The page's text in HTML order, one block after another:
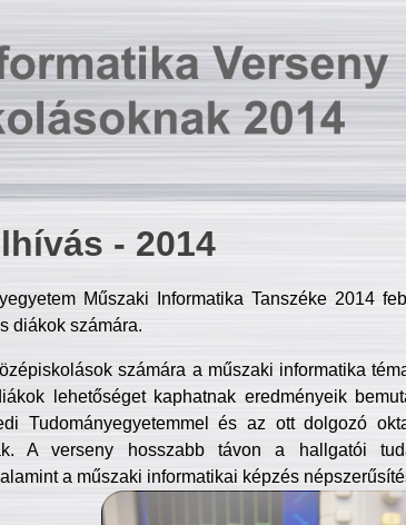
- 2014
Műszaki Informatika Tanszéke 2014
diákok számára.
számára a műszaki informatika
lehetőséget kaphatnak eredményeik
Tudományegyetemmel és az ott dolgozó
A verseny hosszabb távon a hallgatói
a műszaki informatikai képzés